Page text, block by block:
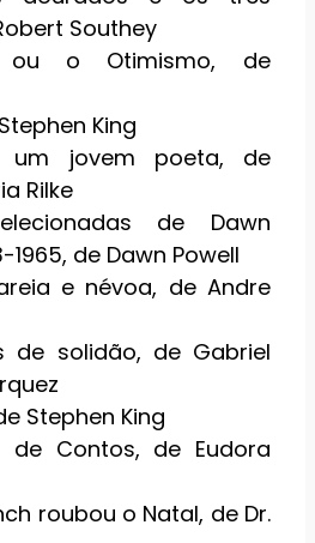
Southey
ou o Otimismo, de
King
um jovem poeta, de
Rilke
de Dawn
1965, de Dawn Powell
e névoa, de Andre
de solidão, de Gabriel
Stephen King
de Contos, de Eudora
roubou o Natal, de Dr.